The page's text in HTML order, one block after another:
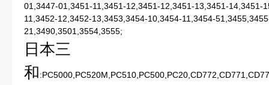
01,3447-01,3451-11,3451-12,3451-12,3451-13,3451-14,3451-
11,3452-12,3452-13,3453,3454-10,3454-11,3454-
21,3490,3501,3554,3555;
日本三
和